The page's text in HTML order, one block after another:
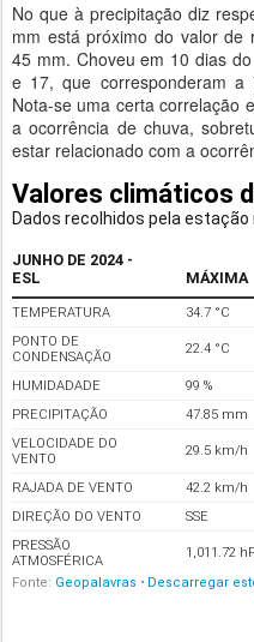
No que à precipitação diz
mm está próximo do valor de
45 mm. Choveu em 10 dias
e 17, que corresponderam
Nota-se uma certa correlação
a ocorrência de chuva,
estar relacionado com a